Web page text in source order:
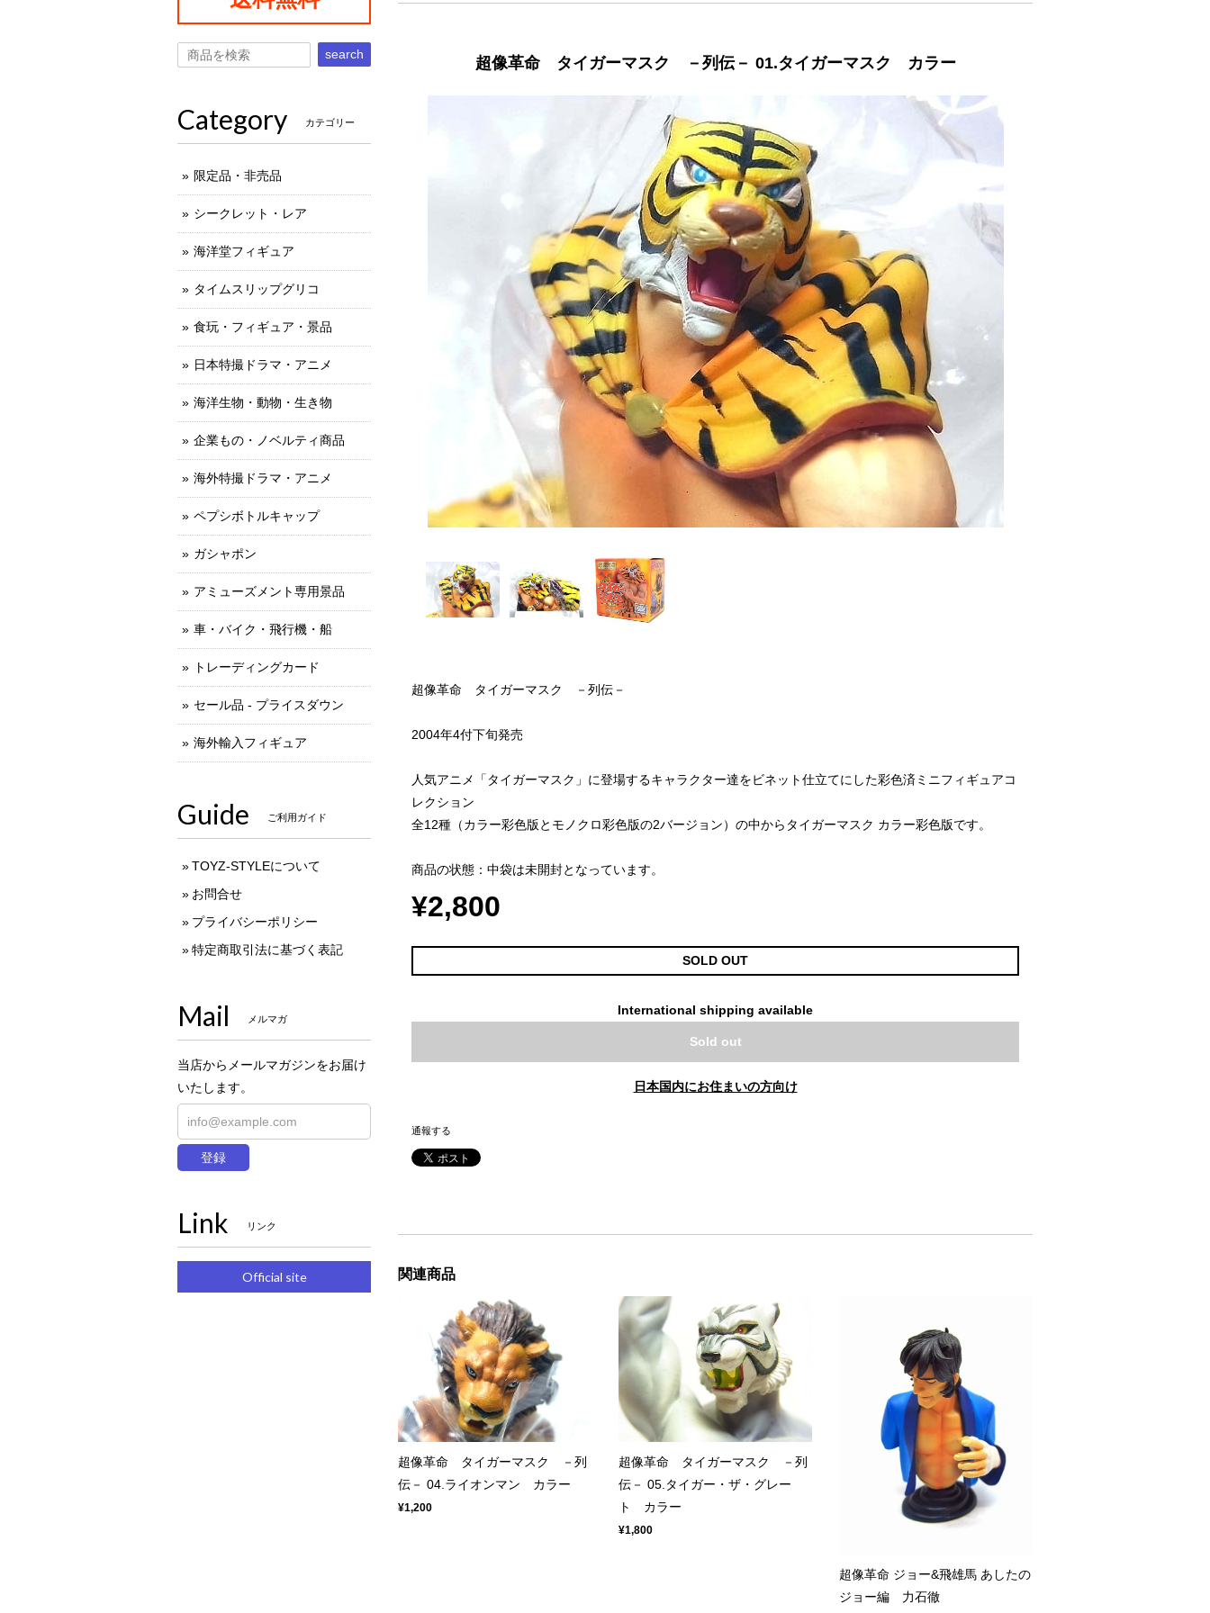
超像革命 タイガーマスク －列伝－ 01.タイガーマスク カラー
超像革命 タイガーマスク －列伝－
2004年4付下旬発売
人気アニメ「タイガーマスク」に登場するキャラクター達をビネット仕立てにした彩色済ミニフィギュアコ
レクション
全12種（カラー彩色版とモノクロ彩色版の2バージョン）の中からタイガーマスク カラー彩色版です。
商品の状態：中袋は未開封となっています。
¥2,800
SOLD OUT
International shipping available
Sold out
日本国内にお住まいの方向け
通報する
関連商品
超像革命 タイガーマスク －列
伝－ 04.ライオンマン カラー
¥1,200
超像革命 タイガーマスク －列
伝－ 05.タイガー・ザ・グレー
ト カラー
¥1,800
超像革命 ジョー&飛雄馬 あしたの
ジョー編 力石徹
search
Category カテゴリー
限定品・非売品
シークレット・レア
海洋堂フィギュア
タイムスリップグリコ
食玩・フィギュア・景品
日本特撮ドラマ・アニメ
海洋生物・動物・生き物
企業もの・ノベルティ商品
海外特撮ドラマ・アニメ
ペプシボトルキャップ
ガシャポン
アミューズメント専用景品
車・バイク・飛行機・船
トレーディングカード
セール品 - プライスダウン
海外輸入フィギュア
Guide ご利用ガイド
TOYZ-STYLEについて
お問合せ
プライバシーポリシー
特定商取引法に基づく表記
Mail メルマガ
当店からメールマガジンをお届け
いたします。
登録
Link リンク
Official site